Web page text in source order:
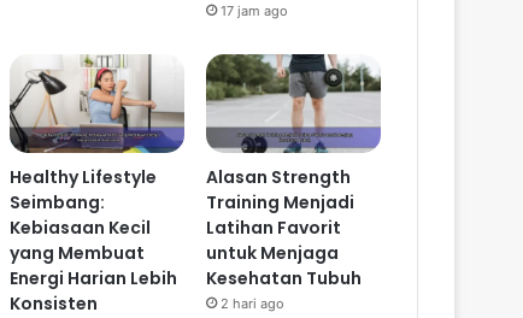
17 jam ago
Healthy Lifestyle
Seimbang:
Kebiasaan Kecil
yang Membuat
Energi Harian Lebih
Konsisten
Alasan Strength
Training Menjadi
Latihan Favorit
untuk Menjaga
Kesehatan Tubuh
2 hari ago